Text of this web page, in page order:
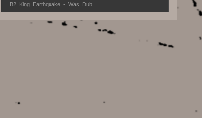
B2_King_Earthquake_-_Was_Dub